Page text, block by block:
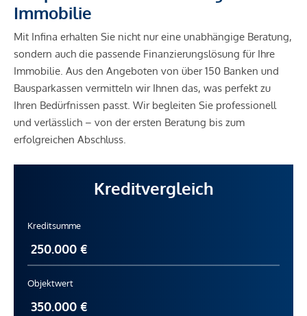
Immobilie
Mit Infina erhalten Sie nicht nur eine unabhängige Beratung,
sondern auch die passende Finanzierungslösung für Ihre
Immobilie. Aus den Angeboten von über 150 Banken und
Bausparkassen vermitteln wir Ihnen das, was perfekt zu
Ihren Bedürfnissen passt. Wir begleiten Sie professionell
und verlässlich – von der ersten Beratung bis zum
erfolgreichen Abschluss.
Kreditvergleich
Kreditsumme
Objektwert